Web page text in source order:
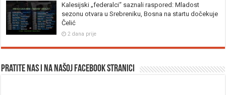
Kalesijski „federalci“ saznali raspored: Mladost
sezonu otvara u Srebreniku, Bosna na startu dočekuje
Čelić
2 dana prije
Pratite nas i na našoj facebook stranici